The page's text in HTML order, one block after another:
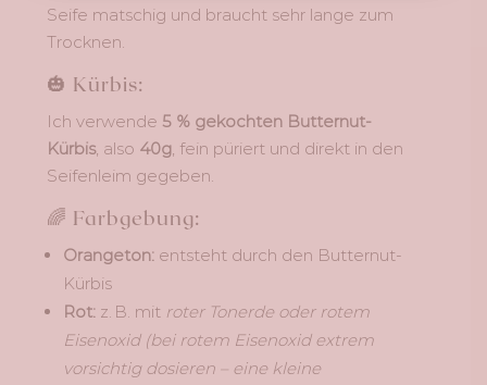
Seife matschig und braucht sehr lange zum
Trocknen.
🎃 Kürbis:
Ich verwende 5 % gekochten Butternut-
Kürbis, also 40g, fein püriert und direkt in den
Seifenleim gegeben.
🌈 Farbgebung:
Orangeton: entsteht durch den Butternut-
Kürbis
Rot: z. B. mit roter Tonerde oder rotem
Eisenoxid (bei rotem Eisenoxid extrem
vorsichtig dosieren – eine kleine